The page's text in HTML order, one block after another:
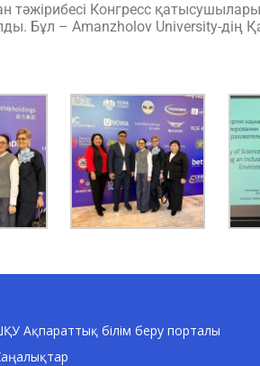
тәжірибесі Конгресс
Бұл – Amanzholov University-дің
Ақпараттық білім беру порталы